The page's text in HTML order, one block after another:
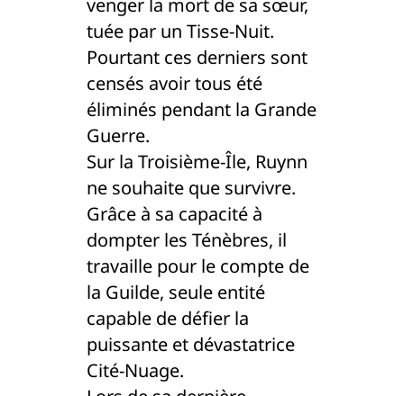
venger la mort de sa sœur,
tuée par un Tisse-Nuit.
Pourtant ces derniers sont
censés avoir tous été
éliminés pendant la Grande
Guerre.
Sur la Troisième-Île, Ruynn
ne souhaite que survivre.
Grâce à sa capacité à
dompter les Ténèbres, il
travaille pour le compte de
la Guilde, seule entité
capable de défier la
puissante et dévastatrice
Cité-Nuage.